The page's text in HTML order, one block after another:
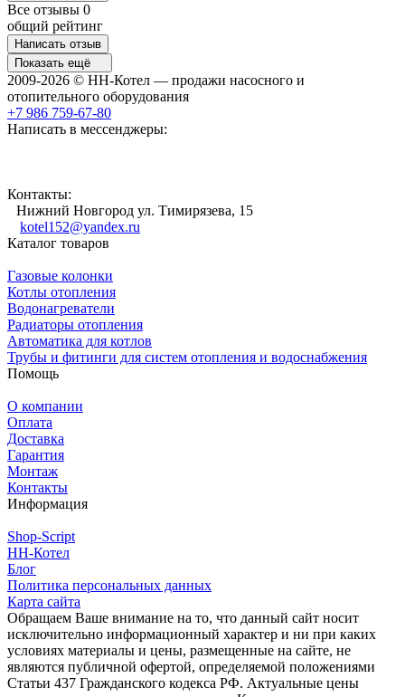
Все отзывы 0
общий рейтинг
Написать отзыв
Показать ещё
2009-2026 © НН-Котел — продажи насосного и
отопительного оборудования
+7 986 759-67-80
Написать в мессенджеры:
Контакты:
Нижний Новгород ул. Тимирязева, 15
kotel152@yandex.ru
Каталог товаров
Газовые колонки
Котлы отопления
Водонагреватели
Радиаторы отопления
Автоматика для котлов
Трубы и фитинги для систем отопления и водоснабжения
Помощь
О компании
Оплата
Доставка
Гарантия
Монтаж
Контакты
Информация
Shop-Script
НН-Котел
Блог
Политика персональных данных
Карта сайта
Обращаем Ваше внимание на то, что данный сайт носит
исключительно информационный характер и ни при каких
условиях материалы и цены, размещенные на сайте, не
являются публичной офертой, определяемой положениями
Статьи 437 Гражданского кодекса РФ. Актуальные цены